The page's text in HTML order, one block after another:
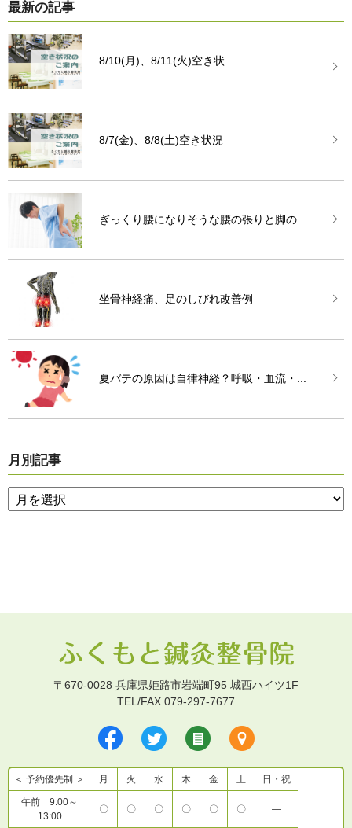
最新の記事
8/10(月)、8/11(火)空き状...
8/7(金)、8/8(土)空き状況
ぎっくり腰になりそうな腰の張りと脚の...
坐骨神経痛、足のしびれ改善例
夏バテの原因は自律神経？呼吸・血流・...
月別記事
〒670-0028 兵庫県姫路市岩端町95 城西ハイツ1F
TEL/FAX 079-297-7677
＜ 予約優先制 ＞ 月 火 水 木 金 土 日・祝
午前 9:00～
13:00
〇 〇 〇 〇 〇 〇 ―